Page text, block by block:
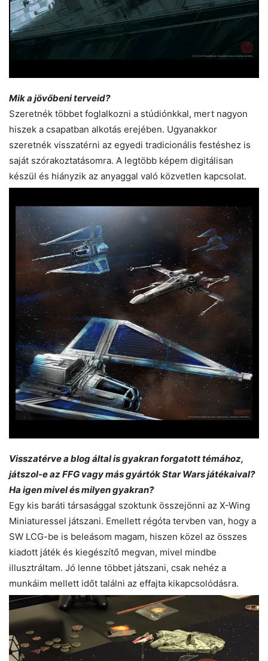
Mik a jövőbeni terveid?
Szeretnék többet foglalkozni a stúdiónkkal, mert nagyon
hiszek a csapatban alkotás erejében. Ugyanakkor
szeretnék visszatérni az egyedi tradicionális festéshez is
saját szórakoztatásomra. A legtöbb képem digitálisan
készül és hiányzik az anyaggal való közvetlen kapcsolat.
Visszatérve a blog által is gyakran forgatott témához,
játszol-e az FFG vagy más gyártók Star Wars játékaival?
Ha igen mivel és milyen gyakran?
Egy kis baráti társasággal szoktunk összejönni az X-Wing
Miniaturessel játszani. Emellett régóta tervben van, hogy a
SW LCG-be is beleásom magam, hiszen közel az összes
kiadott játék és kiegészítő megvan, mivel mindbe
illusztráltam. Jó lenne többet játszani, csak nehéz a
munkáim mellett időt találni az effajta kikapcsolódásra.